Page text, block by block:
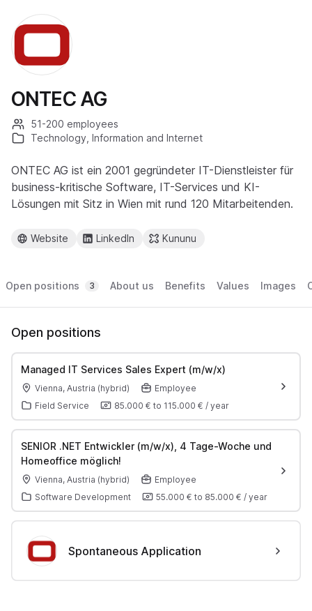
ONTEC AG
51-200 employees
Technology, Information and Internet
ONTEC AG ist ein 2001 gegründeter IT-Dienstleister für
business-kritische Software, IT-Services und KI-
Lösungen mit Sitz in Wien mit rund 120 Mitarbeitenden.
Website LinkedIn Kununu
Open positions 3 About us Benefits Values Images
Open positions
Managed IT Services Sales Expert (m/w/x)
Vienna, Austria (hybrid)
Employee
Field Service
85.000 € to 115.000 € / year
SENIOR .NET Entwickler (m/w/x), 4 Tage-Woche und
Homeoffice möglich!
Vienna, Austria (hybrid)
Employee
Software Development
55.000 € to 85.000 € / year
Spontaneous Application